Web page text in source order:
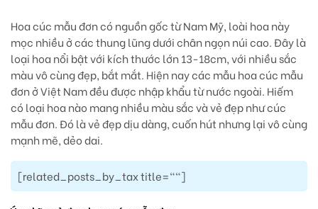
Hoa cúc mẫu đơn có nguồn gốc từ Nam Mỹ, loài hoa này
mọc nhiều ở các thung lũng dưới chân ngọn núi cao. Đây là
loại hoa nổi bật với kích thước lớn 13-18cm, với nhiều sắc
màu vô cùng đẹp, bắt mắt. Hiện nay các mẫu hoa cúc mẫu
đơn ở Việt Nam đều được nhập khẩu từ nước ngoài. Hiếm
có loại hoa nào mang nhiều màu sắc và vẻ đẹp như cúc
mẫu đơn. Đó là vẻ đẹp dịu dàng, cuốn hút nhưng lại vô cùng
mạnh mẽ, dẻo dai.
[related_posts_by_tax title=""]